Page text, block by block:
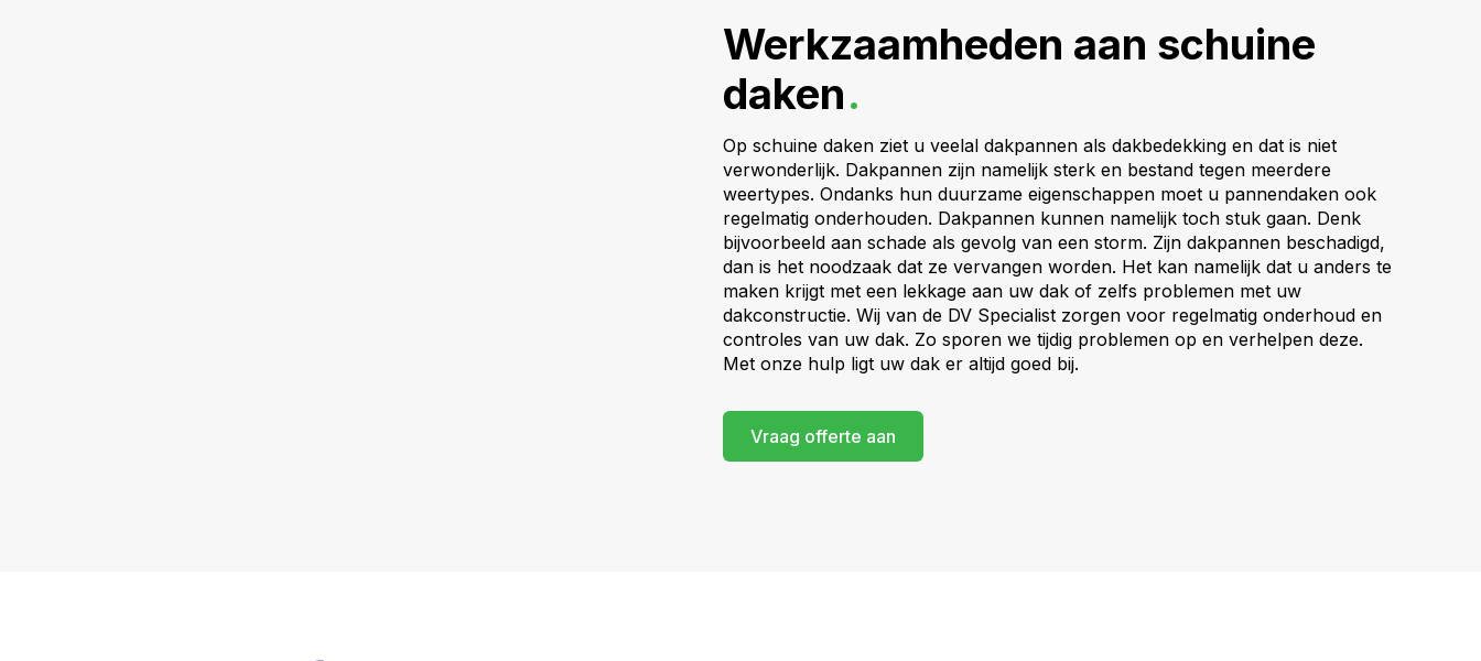
Werkzaamheden aan schuine
daken.
Op schuine daken ziet u veelal dakpannen als dakbedekking en dat is niet
verwonderlijk. Dakpannen zijn namelijk sterk en bestand tegen meerdere
weertypes. Ondanks hun duurzame eigenschappen moet u pannendaken ook
regelmatig onderhouden. Dakpannen kunnen namelijk toch stuk gaan. Denk
bijvoorbeeld aan schade als gevolg van een storm. Zijn dakpannen beschadigd,
dan is het noodzaak dat ze vervangen worden. Het kan namelijk dat u anders te
maken krijgt met een lekkage aan uw dak of zelfs problemen met uw
dakconstructie. Wij van de DV Specialist zorgen voor regelmatig onderhoud en
controles van uw dak. Zo sporen we tijdig problemen op en verhelpen deze.
Met onze hulp ligt uw dak er altijd goed bij.
Vraag offerte aan